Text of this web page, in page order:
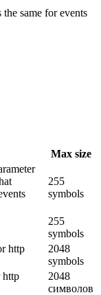
same for events
Max size
255
symbols
255
symbols
http
2048
symbols
http
2048
символов